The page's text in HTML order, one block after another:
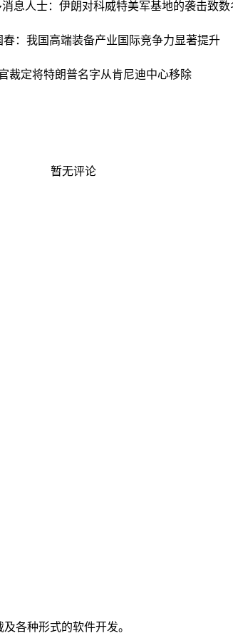
消息人士：伊朗对科威特美军基地的袭击致
：我国高端装备产业国际竞争力显著提升
裁定将特朗普名字从肯尼迪中心移除
暂无评论
各种形式的软件开发。